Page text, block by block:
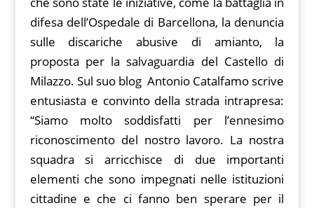
difesa dell’Ospedale di Barcellona, la denuncia
sulle discariche abusive di amianto, la
proposta per la salvaguardia del Castello di
Milazzo. Sul suo blog Antonio Catalfamo scrive
entusiasta e convinto della strada intrapresa:
“Siamo molto soddisfatti per l’ennesimo
riconoscimento del nostro lavoro. La nostra
squadra si arricchisce di due importanti
elementi che sono impegnati nelle istituzioni
cittadine e che ci fanno ben sperare per il